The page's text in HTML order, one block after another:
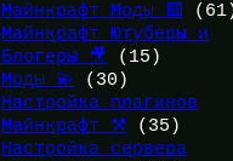
Майнкрафт Моды 🟩
Майнкрафт Ютуберы и
Блогеры 🎥
(15)
Моды 💫
(30)
Настройка плагинов
Майнкрафт ⚒️(35)
Настройка сервера